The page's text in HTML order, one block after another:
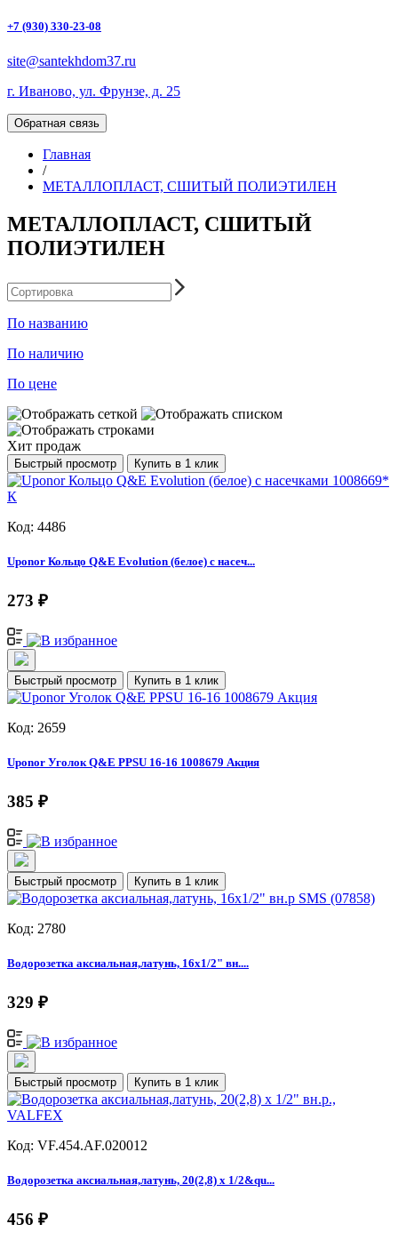
+7 (930) 330-23-08
site@santekhdom37.ru
г. Иваново, ул. Фрунзе, д. 25
Обратная связь
Главная
/
МЕТАЛЛОПЛАСТ, СШИТЫЙ ПОЛИЭТИЛЕН
МЕТАЛЛОПЛАСТ, СШИТЫЙ
ПОЛИЭТИЛЕН
По названию
По наличию
По цене
Хит продаж
Быстрый просмотр Купить в 1 клик
Код: 4486
Uponor Кольцо Q&E Evolution (белое) с насеч...
273 ₽
Быстрый просмотр Купить в 1 клик
Код: 2659
Uponor Уголок Q&E PPSU 16-16 1008679 Акция
385 ₽
Быстрый просмотр Купить в 1 клик
Код: 2780
Водорозетка аксиальная,латунь, 16х1/2" вн....
329 ₽
Быстрый просмотр Купить в 1 клик
Код: VF.454.AF.020012
Водорозетка аксиальная,латунь, 20(2,8) х 1/2&qu...
456 ₽